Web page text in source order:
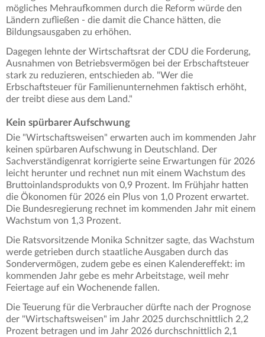
mögliches Mehraufkommen durch die Reform würde den
Ländern zufließen - die damit die Chance hätten, die
Bildungsausgaben zu erhöhen.
Dagegen lehnte der Wirtschaftsrat der CDU die Forderung,
Ausnahmen von Betriebsvermögen bei der Erbschaftsteuer
stark zu reduzieren, entschieden ab. "Wer die
Erbschaftsteuer für Familienunternehmen faktisch erhöht,
der treibt diese aus dem Land."
Kein spürbarer Aufschwung
Die "Wirtschaftsweisen" erwarten auch im kommenden Jahr
keinen spürbaren Aufschwung in Deutschland. Der
Sachverständigenrat korrigierte seine Erwartungen für 2026
leicht herunter und rechnet nun mit einem Wachstum des
Bruttoinlandsprodukts von 0,9 Prozent. Im Frühjahr hatten
die Ökonomen für 2026 ein Plus von 1,0 Prozent erwartet.
Die Bundesregierung rechnet im kommenden Jahr mit einem
Wachstum von 1,3 Prozent.
Die Ratsvorsitzende Monika Schnitzer sagte, das Wachstum
werde getrieben durch staatliche Ausgaben durch das
Sondervermögen, zudem gebe es einen Kalendereffekt: im
kommenden Jahr gebe es mehr Arbeitstage, weil mehr
Feiertage auf ein Wochenende fallen.
Die Teuerung für die Verbraucher dürfte nach der Prognose
der "Wirtschaftsweisen" im Jahr 2025 durchschnittlich 2,2
Prozent betragen und im Jahr 2026 durchschnittlich 2,1